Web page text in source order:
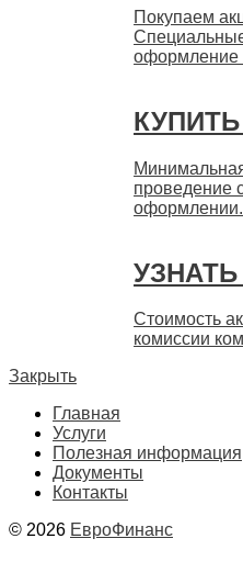
Покупаем
оформление
проведение
оформлении.
Стоимость
комиссии
Закрыть
Главная
Услуги
Полезная информация
Документы
Контакты
© 2026 ЕвроФинанс